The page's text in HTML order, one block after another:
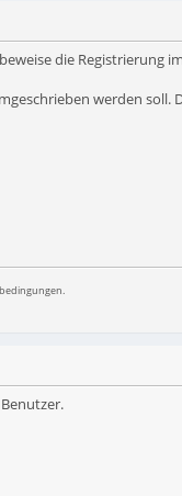
die Registrierung
werden